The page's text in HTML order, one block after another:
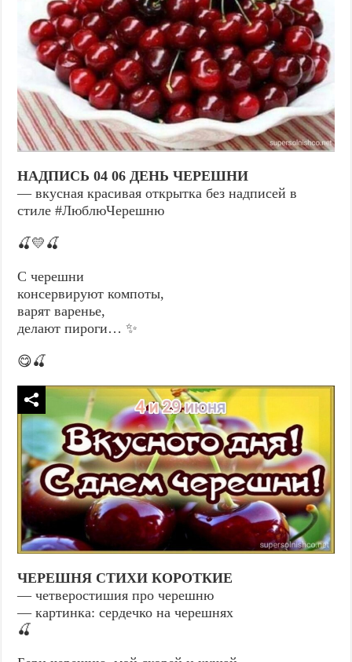
НАДПИСЬ 04 06 ДЕНЬ ЧЕРЕШНИ
— вкусная красивая открытка без надписей в
стиле #ЛюблюЧерешню
🍒💛🍒
С черешни
консервируют компоты,
варят варенье,
делают пироги… ✨
😋🍒
ЧЕРЕШНЯ СТИХИ КОРОТКИЕ
— четверостишия про черешню
— картинка: сердечко на черешнях
🍒